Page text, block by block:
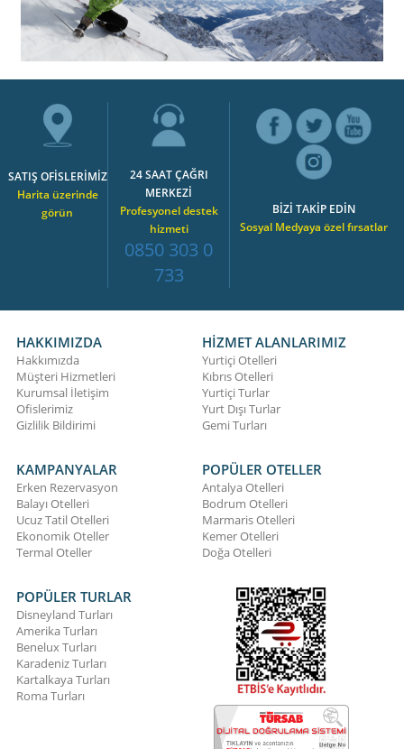
SATIŞ OFİSLERİMİZ
Harita üzerinde
görün
24 SAAT ÇAĞRI
MERKEZİ
Profesyonel destek
hizmeti
0850 303 0
733
BİZİ TAKİP EDİN
Sosyal Medyaya özel fırsatlar
HAKKIMIZDA
Hakkımızda
Müşteri Hizmetleri
Kurumsal İletişim
Ofislerimiz
Gizlilik Bildirimi
HİZMET ALANLARIMIZ
Yurtiçi Otelleri
Kıbrıs Otelleri
Yurtiçi Turlar
Yurt Dışı Turlar
Gemi Turları
KAMPANYALAR
Erken Rezervasyon
Balayı Otelleri
Ucuz Tatil Otelleri
Ekonomik Oteller
Termal Oteller
POPÜLER OTELLER
Antalya Otelleri
Bodrum Otelleri
Marmaris Otelleri
Kemer Otelleri
Doğa Otelleri
POPÜLER TURLAR
Disneyland Turları
Amerika Turları
Benelux Turları
Karadeniz Turları
Kartalkaya Turları
Roma Turları